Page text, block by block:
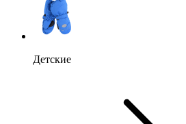
Детские